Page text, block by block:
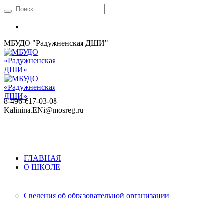
МБУДО "Радужненская ДШИ"
8-496-617-03-08
Kalinina.ENi@mosreg.ru
ГЛАВНАЯ
О ШКОЛЕ
Сведения об образовательной организации